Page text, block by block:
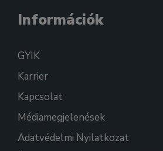
Információk
GYIK
Karrier
Kapcsolat
Médiamegjelenések
Adatvédelmi Nyilatkozat